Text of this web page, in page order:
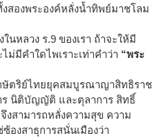
สองพระองค์หลั่งน้ำทิพย์มาชโลม
หลวง ร.9 ของเรา ถ้าจะให้มี
ม่มีคำใดไพเราะเท่าคำว่า “พระ
ษัตริย์ไทยยุคสมบูรณาญาสิทธิราช
ร นิติบัญญัติ และตุลาการ สิทธิ์
งสามารถหลั่งความสุข ความ
องสาธุการสนั่นเมืองว่า